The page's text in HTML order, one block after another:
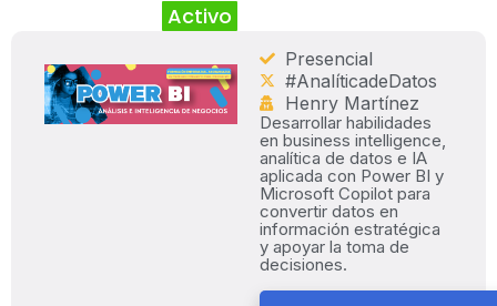
Activo
Presencial
#AnalíticadeDatos
Henry Martínez
Desarrollar habilidades
en business intelligence,
analítica de datos e IA
aplicada con Power BI y
Microsoft Copilot para
convertir datos en
información estratégica
y apoyar la toma de
decisiones.